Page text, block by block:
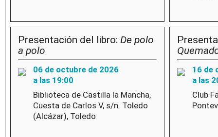
Presentación del libro: De polo
a polo
06 de octubre de 2026
a las 19:00
Biblioteca de Castilla la Mancha,
Cuesta de Carlos V, s/n. Toledo
(Alcázar), Toledo
16 de
a las
Club